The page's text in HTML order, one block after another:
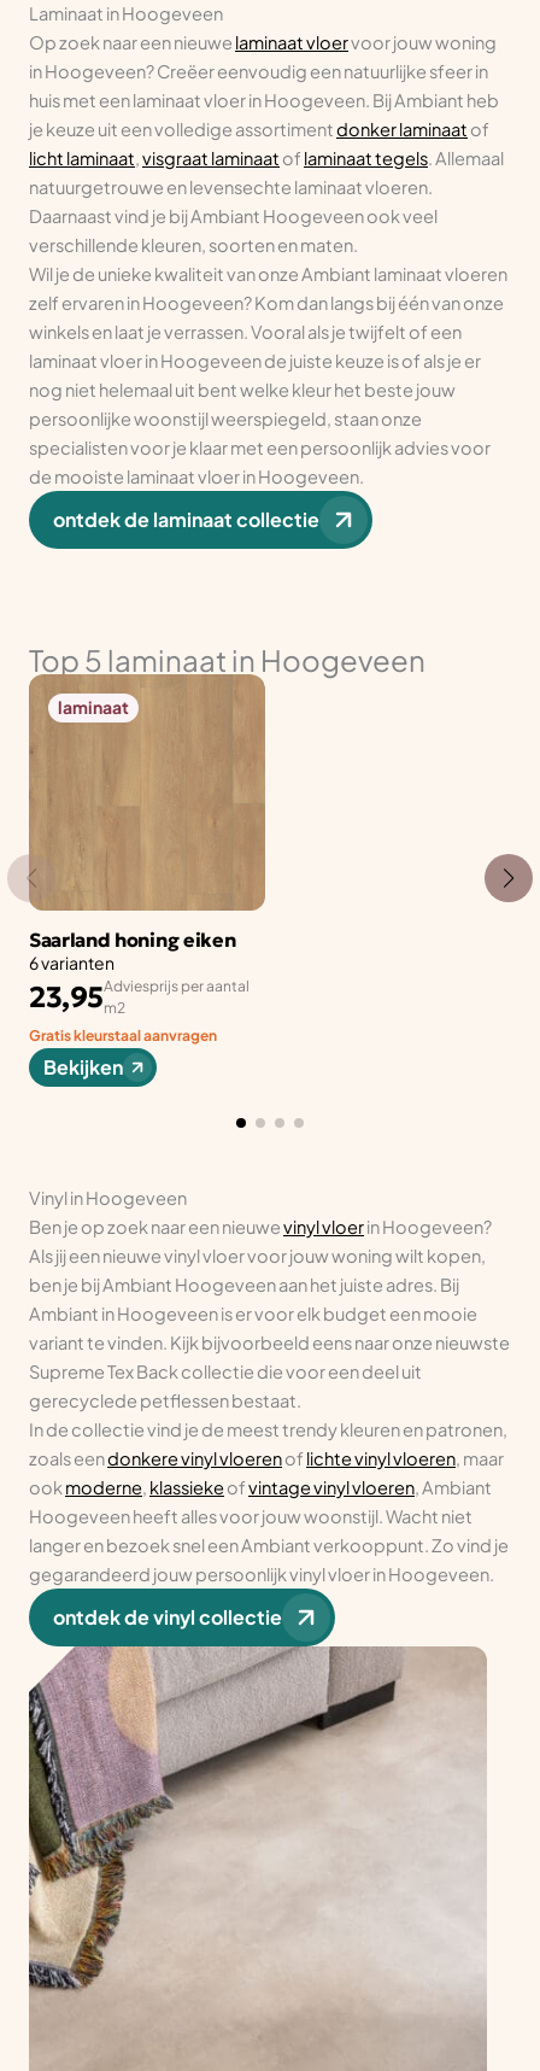
Laminaat in Hoogeveen
Op zoek naar een nieuwe laminaat vloervoor jouw woning
in Hoogeveen? Creëer eenvoudig een natuurlijke sfeer in
huis met een laminaat vloer in Hoogeveen. Bij Ambiant heb
je keuze uit een volledige assortimentdonker laminaat of
licht laminaat,visgraat laminaat of laminaat tegels. Allemaal
natuurgetrouwe en levensechte laminaat vloeren.
Daarnaast vind je bij Ambiant Hoogeveen ook veel
verschillende kleuren, soorten en maten.
Wil je de unieke kwaliteit van onze Ambiant laminaat vloeren
zelf ervaren in Hoogeveen? Kom dan langs bij één van onze
winkels en laat je verrassen. Vooral als je twijfelt of een
laminaat vloer in Hoogeveen de juiste keuze is of als je er
nog niet helemaal uit bent welke kleur het beste jouw
persoonlijke woonstijl weerspiegeld, staan onze
specialisten voor je klaar met een persoonlijk advies voor
de mooiste laminaat vloer in Hoogeveen.
ontdek de laminaat collectie
Top 5 laminaat in Hoogeveen
laminaat
Saarland honing eiken
6 varianten
23,95Adviesprijs per aantal
m2
Gratis kleurstaal aanvragen
Bekijken
Vinyl in Hoogeveen
Ben je op zoek naar een nieuwevinyl vloerin Hoogeveen?
Als jij een nieuwe vinyl vloer voor jouw woning wilt kopen,
ben je bij Ambiant Hoogeveen aan het juiste adres. Bij
Ambiant in Hoogeveen is er voor elk budget een mooie
variant te vinden. Kijk bijvoorbeeld eens naar onze nieuwste
Supreme Tex Back collectie die voor een deel uit
gerecyclede petflessen bestaat.
In de collectie vind je de meest trendy kleuren en patronen,
zoals eendonkere vinyl vloerenof lichte vinyl vloeren, maar
ook moderne, klassiekeofvintage vinyl vloeren, Ambiant
Hoogeveen heeft alles voor jouw woonstijl. Wacht niet
langer en bezoek snel een Ambiant verkooppunt. Zo vind je
gegarandeerd jouw persoonlijk vinyl vloer in Hoogeveen.
ontdek de vinyl collectie